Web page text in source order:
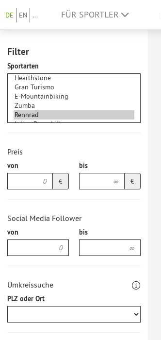
DE EN ... FÜR SPORTLER
Filter
Sportarten
Preis
von
€
bis
€
Social Media Follower
von bis
Umkreissuche
PLZ oder Ort